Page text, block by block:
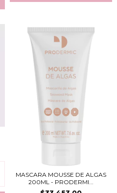
MASCARA MOUSSE DE ALGAS
200ML - PRODERMI...